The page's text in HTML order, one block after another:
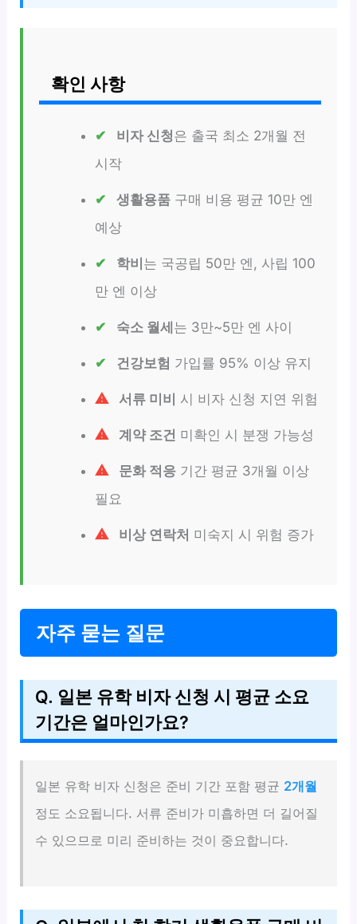
확인 사항
비자 신청은 출국 최소 2개월 전
시작
생활용품구매 비용 평균 10만 엔
예상
학비 는 국공립 50만 엔, 사립 100
만 엔 이상
숙소 월세 는 3만~5만 엔 사이
건강보험 가입률 95% 이상 유지
서류 미비 시 비자 신청 지연 위험
계약 조건 미확인 시 분쟁 가능성
문화 적응기간 평균 3개월 이상
필요
비상 연락처 미숙지 시 위험 증가
자주 묻는 질문
Q. 일본 유학 비자 신청 시 평균 소요
기간은 얼마인가요?
일본 유학 비자 신청은 준비 기간 포함 평균 2개월
정도 소요됩니다. 서류 준비가 미흡하면 더 길어질
수 있으므로 미리 준비하는 것이 중요합니다.